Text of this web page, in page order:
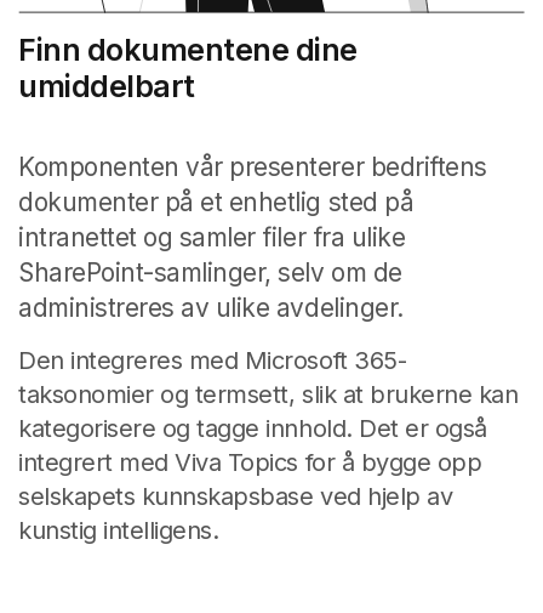
Finn dokumentene dine
umiddelbart
Komponenten vår presenterer bedriftens
dokumenter på et enhetlig sted på
intranettet og samler filer fra ulike
SharePoint-samlinger, selv om de
administreres av ulike avdelinger.
Den integreres med Microsoft 365-
taksonomier og termsett, slik at brukerne kan
kategorisere og tagge innhold. Det er også
integrert med Viva Topics for å bygge opp
selskapets kunnskapsbase ved hjelp av
kunstig intelligens.